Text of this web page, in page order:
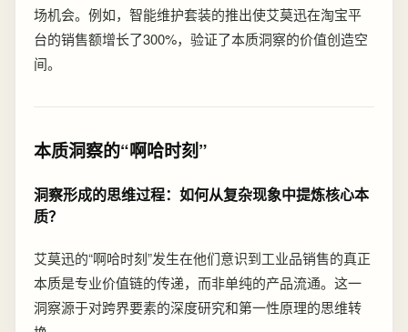
场机会。例如，智能维护套装的推出使艾莫迅在淘宝平
台的销售额增长了300%，验证了本质洞察的价值创造空
间。
本质洞察的“啊哈时刻”
洞察形成的思维过程：如何从复杂现象中提炼核心本
质？
艾莫迅的“啊哈时刻”发生在他们意识到工业品销售的真正
本质是专业价值链的传递，而非单纯的产品流通。这一
洞察源于对跨界要素的深度研究和第一性原理的思维转